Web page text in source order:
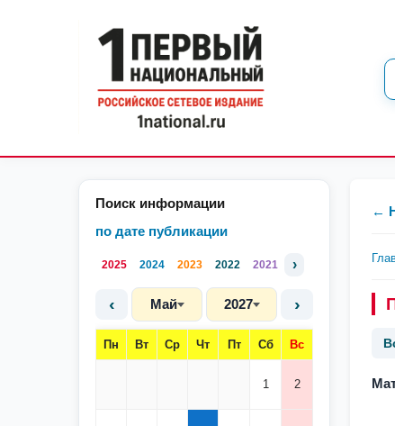
Поиск информации
по дате публикации
2025 2024 2023 2022 2021 ›
‹ Май 2027 ›
Пн Вт Ср Чт Пт Сб Вс
1 2
←